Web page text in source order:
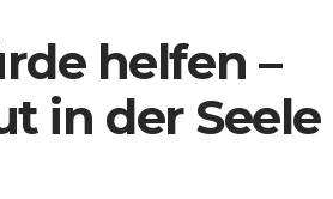
helfen –
in der Seele